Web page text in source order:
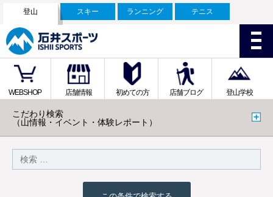
登山 スキー ランニング テニス
WEBSHOP 店舗情報 初めての方 店舗ブログ 登山学校
こだわり検索
（山情報・イベント・体験レポート）